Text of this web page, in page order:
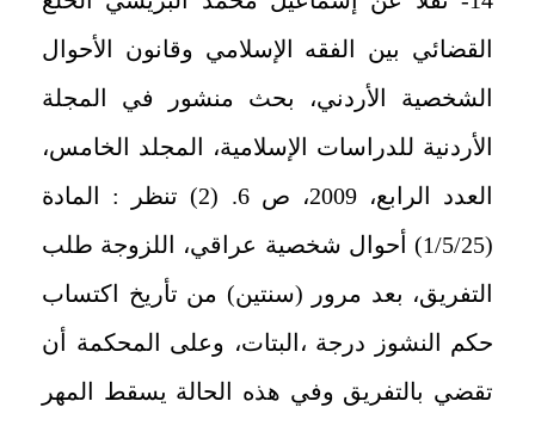
القضائي بين الفقه الإسلامي وقانون الأحوال
الشخصية الأردني، بحث منشور في المجلة
الأردنية للدراسات الإسلامية، المجلد الخامس،
العدد الرابع، 2009، ص 6. (2) تنظر : المادة
(1/5/25) أحوال شخصية عراقي، اللزوجة طلب
التفريق، بعد مرور (سنتين) من تأريخ اكتساب
حكم النشوز درجة ،البتات، وعلى المحكمة أن
تقضي بالتفريق وفي هذه الحالة يسقط المهر